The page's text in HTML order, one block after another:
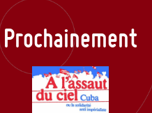
Prochainement